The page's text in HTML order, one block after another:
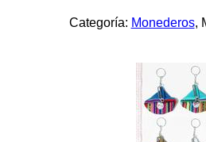
Categoría: Monederos,